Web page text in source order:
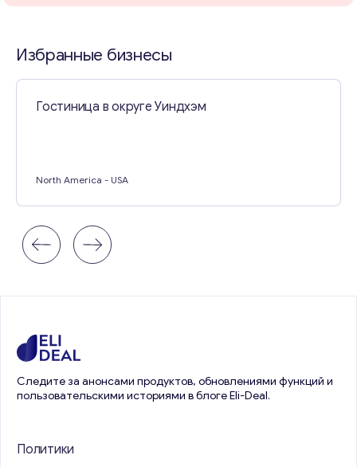
Избранные бизнесы
Гостиница в округе Уиндхэм
North America - USA
Следите за анонсами продуктов, обновлениями функций и
пользовательскими историями в блоге Eli-Deal.
Политики